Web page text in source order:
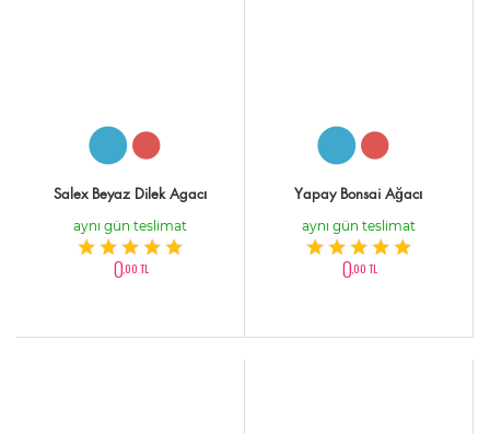
Salex Beyaz Dilek Agacı
aynı gün teslimat
0,00 TL
Yapay Bonsai Ağacı
aynı gün teslimat
0,00 TL